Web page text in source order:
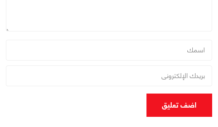
اضف تعليق